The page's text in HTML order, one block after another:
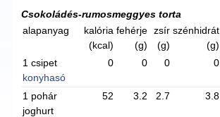
Csokoládés-rumosmeggyes torta
alapanyag
kalória
(kcal)
fehérje
(g)
zsír
(g)
szénhidrát
(g)
1 csipet
konyhasó
0 0 0 0
1 pohár
joghurt
52 3.2 2.7 3.8